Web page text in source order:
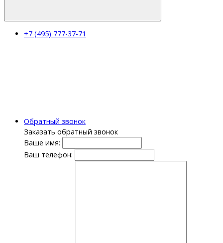
+7 (495) 777-37-71
Обратный звонок
Заказать обратный звонок
Ваше имя:
Ваш телефон: